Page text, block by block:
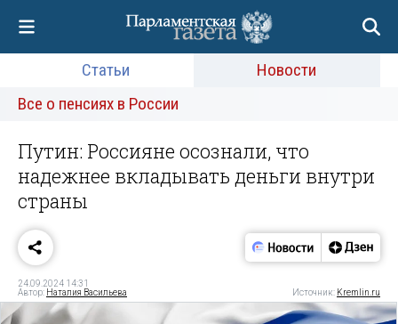
Статьи
Новости
Все о пенсиях в России
Путин: Россияне осознали, что
надежнее вкладывать деньги внутри
страны
24.09.2024 14:31
Автор: Наталия Васильева Источник: Kremlin.ru